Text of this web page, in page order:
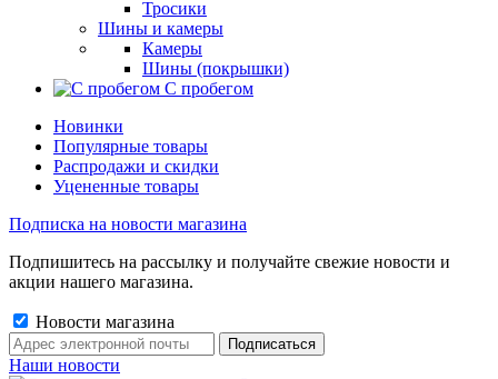
Тросики
Шины и камеры
Камеры
Шины (покрышки)
С пробегом
Новинки
Популярные товары
Распродажи и скидки
Уцененные товары
Подписка на новости магазина
Подпишитесь на рассылку и получайте свежие новости и
акции нашего магазина.
Новости магазина
Наши новости